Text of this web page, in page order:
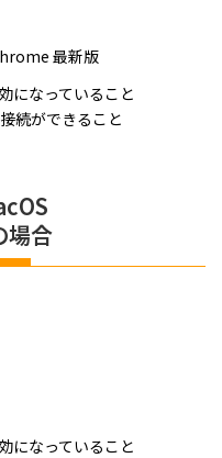
ださい。
。
イン
最新版
になっていること
続ができること
場合
になっていること